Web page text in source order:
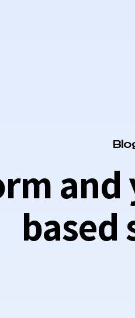
and
based